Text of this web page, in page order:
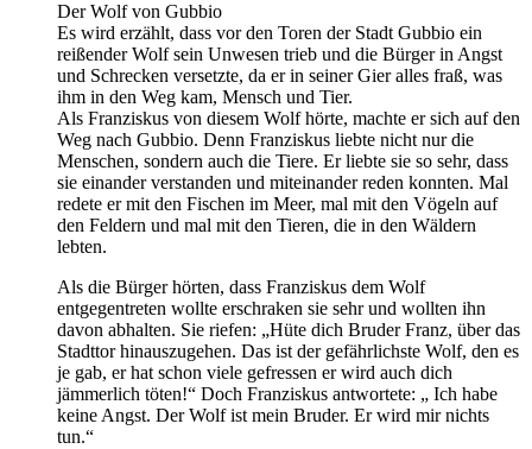
Der Wolf von Gubbio
Es wird erzählt, dass vor den Toren der Stadt Gubbio ein
reißender Wolf sein Unwesen trieb und die Bürger in Angst
und Schrecken versetzte, da er in seiner Gier alles fraß, was
ihm in den Weg kam, Mensch und Tier.
Als Franziskus von diesem Wolf hörte, machte er sich auf den
Weg nach Gubbio. Denn Franziskus liebte nicht nur die
Menschen, sondern auch die Tiere. Er liebte sie so sehr, dass
sie einander verstanden und miteinander reden konnten. Mal
redete er mit den Fischen im Meer, mal mit den Vögeln auf
den Feldern und mal mit den Tieren, die in den Wäldern
lebten.
Als die Bürger hörten, dass Franziskus dem Wolf
entgegentreten wollte erschraken sie sehr und wollten ihn
davon abhalten. Sie riefen: „Hüte dich Bruder Franz, über das
Stadttor hinauszugehen. Das ist der gefährlichste Wolf, den es
je gab, er hat schon viele gefressen er wird auch dich
jämmerlich töten!“ Doch Franziskus antwortete: „ Ich habe
keine Angst. Der Wolf ist mein Bruder. Er wird mir nichts
tun.“